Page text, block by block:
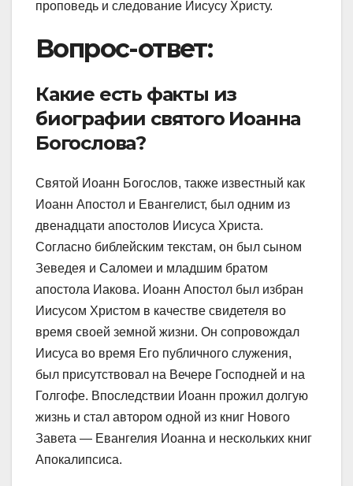
проповедь и следование Иисусу Христу.
Вопрос-ответ:
Какие есть факты из
биографии святого Иоанна
Богослова?
Святой Иоанн Богослов, также известный как
Иоанн Апостол и Евангелист, был одним из
двенадцати апостолов Иисуса Христа.
Согласно библейским текстам, он был сыном
Зеведея и Саломеи и младшим братом
апостола Иакова. Иоанн Апостол был избран
Иисусом Христом в качестве свидетеля во
время своей земной жизни. Он сопровождал
Иисуса во время Его публичного служения,
был присутствовал на Вечере Господней и на
Голгофе. Впоследствии Иоанн прожил долгую
жизнь и стал автором одной из книг Нового
Завета — Евангелия Иоанна и нескольких книг
Апокалипсиса.